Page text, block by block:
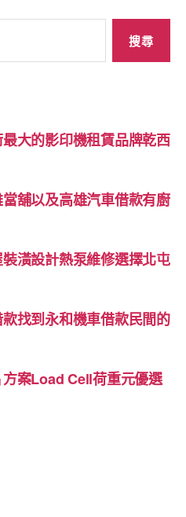
大的影印機租賃品牌乾西
舖以及高雄汽車借款有廚
潢設計熱泵維修選擇北屯
找到永和機車借款民間的
案Load Cell荷重元優選